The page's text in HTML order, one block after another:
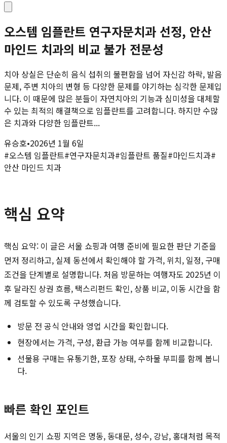
오스템 임플란트 연구자문치과 선정, 안산
마인드 치과의 비교 불가 전문성
치아 상실은 단순히 음식 섭취의 불편함을 넘어 자신감 하락, 발음
문제, 주변 치아의 변형 등 다양한 문제를 야기하는 심각한 문제입
니다. 이 때문에 많은 분들이 자연치아의 기능과 심미성을 대체할
수 있는 최적의 해결책으로 임플란트를 고려합니다. 하지만 수많
은 치과와 다양한 임플란트...
유승호•2026년 1월 6일
#오스템 임플란트#연구자문치과#임플란트 품질#마인드치과#
안산 마인드 치과
핵심 요약
핵심 요약: 이 글은 서울 쇼핑과 여행 준비에 필요한 판단 기준을
먼저 정리하고, 실제 동선에서 확인해야 할 가격, 위치, 일정, 구매
조건을 단계별로 설명합니다. 처음 방문하는 여행자도 2025년 이
후 달라진 상권 흐름, 택스리펀드 확인, 상품 비교, 이동 시간을 함
께 검토할 수 있도록 구성했습니다.
방문 전 공식 안내와 영업 시간을 확인합니다.
현장에서는 가격, 구성, 환급 가능 여부를 함께 비교합니다.
선물용 구매는 유통기한, 포장 상태, 수하물 부피를 함께 봅니
다.
빠른 확인 포인트
서울의 인기 쇼핑 지역은 명동, 동대문, 성수, 강남, 홍대처럼 목적